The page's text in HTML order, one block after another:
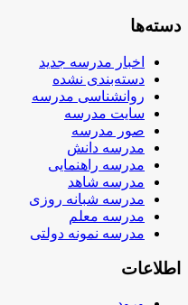
دسته‌ها
اخبار مدرسه جدید
دسته‌بندی نشده
روانشناسی مدرسه
سایت مدرسه
صور مدرسه
مدرسه دانش
مدرسه راهنمایی
مدرسه شاهد
مدرسه شبانه روزی
مدرسه معلم
مدرسه نمونه دولتی
اطلاعات